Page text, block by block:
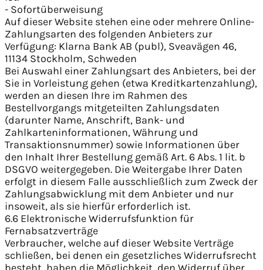
- Sofortüberweisung
Auf dieser Website stehen eine oder mehrere Online-
Zahlungsarten des folgenden Anbieters zur
Verfügung: Klarna Bank AB (publ), Sveavägen 46,
11134 Stockholm, Schweden
Bei Auswahl einer Zahlungsart des Anbieters, bei der
Sie in Vorleistung gehen (etwa Kreditkartenzahlung),
werden an diesen Ihre im Rahmen des
Bestellvorgangs mitgeteilten Zahlungsdaten
(darunter Name, Anschrift, Bank- und
Zahlkarteninformationen, Währung und
Transaktionsnummer) sowie Informationen über
den Inhalt Ihrer Bestellung gemäß Art. 6 Abs. 1 lit. b
DSGVO weitergegeben. Die Weitergabe Ihrer Daten
erfolgt in diesem Falle ausschließlich zum Zweck der
Zahlungsabwicklung mit dem Anbieter und nur
insoweit, als sie hierfür erforderlich ist.
6.6 Elektronische Widerrufsfunktion für
Fernabsatzverträge
Verbraucher, welche auf dieser Website Verträge
schließen, bei denen ein gesetzliches Widerrufsrecht